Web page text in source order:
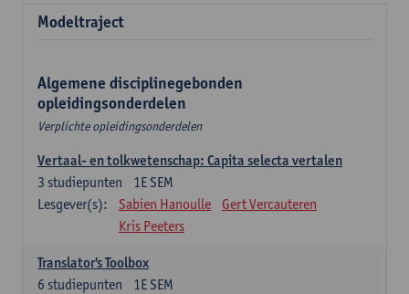
Modeltraject
Algemene disciplinegebonden
opleidingsonderdelen
Verplichte opleidingsonderdelen
Vertaal- en tolkwetenschap: Capita selecta vertalen
1E SEM
3 studiepunten
Lesgever(s):
Sabien Hanoulle
Gert Vercauteren
Kris Peeters
Translator's Toolbox
1E SEM
6 studiepunten